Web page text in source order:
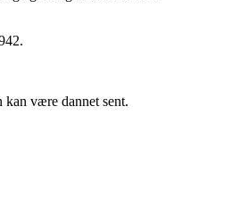
kan være dannet sent.